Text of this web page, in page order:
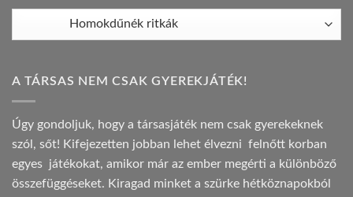
A TÁRSAS NEM CSAK GYEREKJÁTÉK!
Úgy gondoljuk, hogy a társasjáték nem csak gyerekeknek
szól, sőt! Kifejezetten jobban lehet élvezni felnőtt korban
egyes játékokat, amikor már az ember megérti a különböző
összefüggéseket. Kiragad minket a szürke hétköznapokból